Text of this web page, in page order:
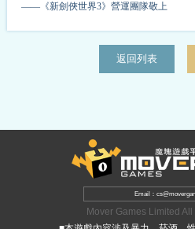
——《新劍俠世界3》營運團隊敬上
返回列表
Email：
Mover Games Limited